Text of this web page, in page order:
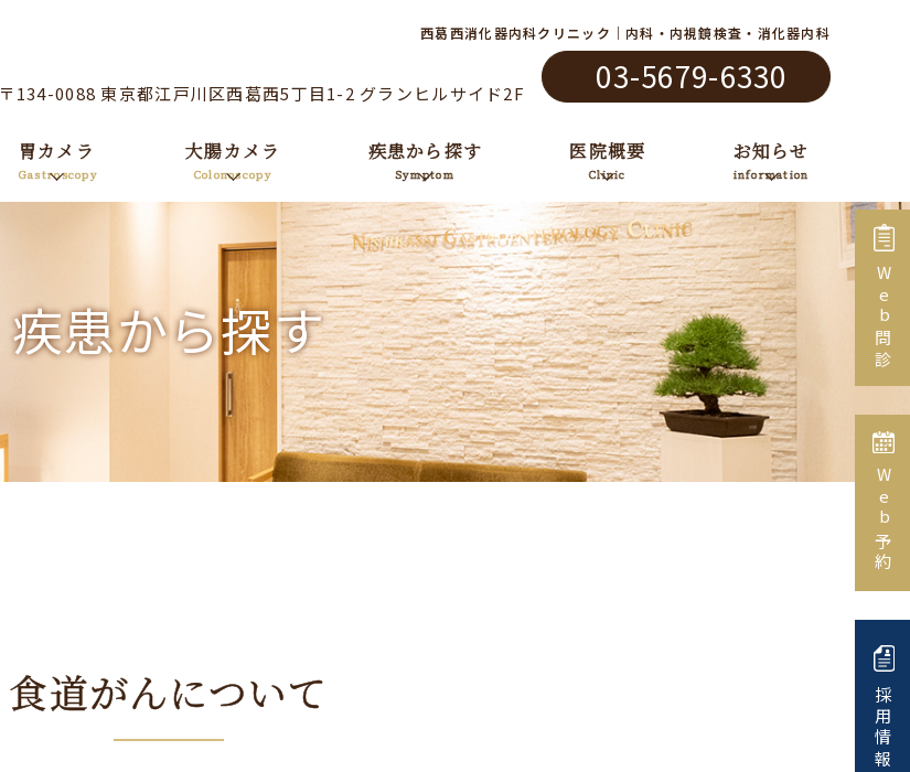
西葛西消化器内科クリニック｜内科・内視鏡検査・消化器内科
〒134-0088 東京都江戸川区西葛西5丁目1-2 グランヒルサイド2F 03-5679-6330
胃カメラ
Gastroscopy
大腸カメラ
Colonoscopy
疾患から探す
Symptom
医院概要
Clinic
お知らせ
information
疾患から探す
食道がんについて
Web問診
Web予約
採用情報